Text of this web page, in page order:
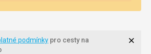
podmínky pro cesty na